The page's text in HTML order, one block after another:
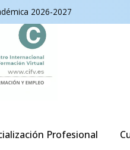
2026-2027
Profesional